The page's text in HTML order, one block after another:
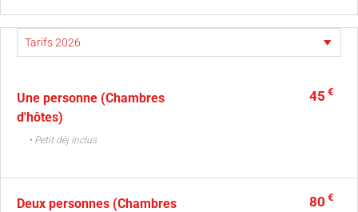
Une personne (Chambres
d'hôtes)
45 €
• Petit dèj inclus
Deux personnes (Chambres
80 €